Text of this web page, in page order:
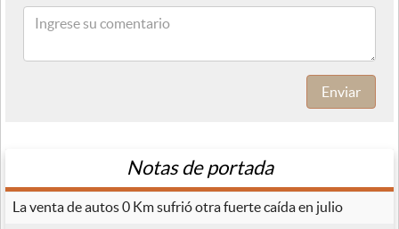
Enviar
Notas de portada
La venta de autos 0 Km sufrió otra fuerte caída en julio